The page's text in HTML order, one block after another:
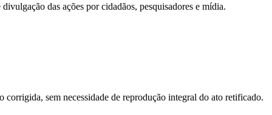
das ações por cidadãos, pesquisadores e mídia.
sem necessidade de reprodução integral do ato retificado.